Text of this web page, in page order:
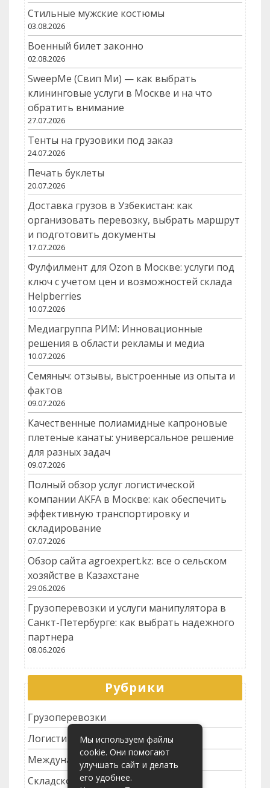
Стильные мужские костюмы
03.08.2026
Военный билет законно
02.08.2026
SweepMe (Свип Ми) — как выбрать
клининговые услуги в Москве и на что
обратить внимание
27.07.2026
Тенты на грузовики под заказ
24.07.2026
Печать буклеты
20.07.2026
Доставка грузов в Узбекистан: как
организовать перевозку, выбрать маршрут
и подготовить документы
17.07.2026
Фулфилмент для Ozon в Москве: услуги под
ключ с учетом цен и возможностей склада
Helpberries
10.07.2026
Медиагруппа РИМ: Инновационные
решения в области рекламы и медиа
10.07.2026
Семяныч: отзывы, выстроенные из опыта и
фактов
09.07.2026
Качественные полиамидные капроновые
плетеные канаты: универсальное решение
для разных задач
09.07.2026
Полный обзор услуг логистической
компании AKFA в Москве: как обеспечить
эффективную транспортировку и
складирование
07.07.2026
Обзор сайта agroexpert.kz: все о сельском
хозяйстве в Казахстане
29.06.2026
Грузоперевозки и услуги манипулятора в
Санкт-Петербурге: как выбрать надежного
партнера
08.06.2026
Рубрики
Грузоперевозки
Логистика
Международные перевозки
Складское хозяйство
Мы используем файлы
cookie. Они помогают
улучшать сайт и делать
его удобнее.